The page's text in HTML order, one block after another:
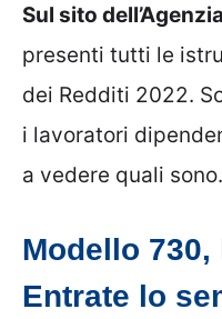
Sul sito
presenti tutti le
dei Redditi 2022.
i lavoratori
a vedere quali sono.
Modello 730,
Entrate lo